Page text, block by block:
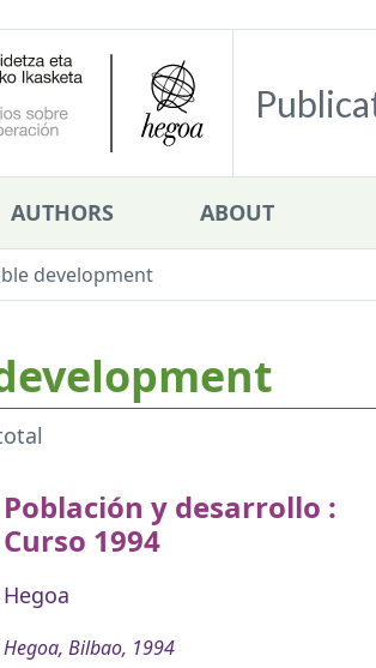
AUTHORS ABOUT
development
Población y desarrollo :
Curso 1994
Hegoa
Hegoa, Bilbao, 1994